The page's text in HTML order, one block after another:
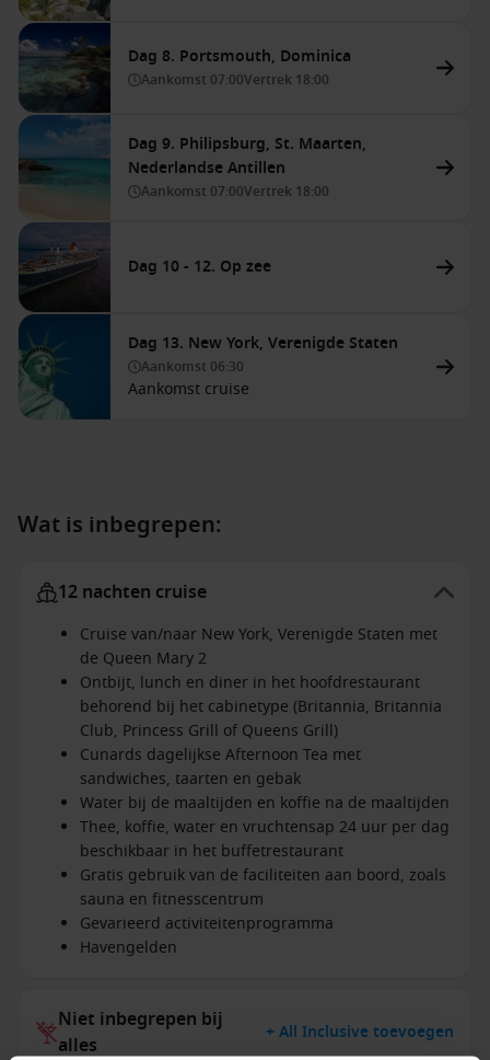
Dag 8. Portsmouth, Dominica
Aankomst 07:00Vertrek 18:00
Dag 9. Philipsburg, St. Maarten,
Nederlandse Antillen
Aankomst 07:00Vertrek 18:00
Dag 10 - 12. Op zee
Dag 13. New York, Verenigde Staten
Aankomst 06:30
Aankomst cruise
Wat is inbegrepen:
12 nachten cruise
Cruise van/naar New York, Verenigde Staten met
de Queen Mary 2
Ontbijt, lunch en diner in het hoofdrestaurant
behorend bij het cabinetype (Britannia, Britannia
Club, Princess Grill of Queens Grill)
Cunards dagelijkse Afternoon Tea met
sandwiches, taarten en gebak
Water bij de maaltijden en koffie na de maaltijden
Thee, koffie, water en vruchtensap 24 uur per dag
beschikbaar in het buffetrestaurant
Gratis gebruik van de faciliteiten aan boord, zoals
sauna en fitnesscentrum
Gevarieerd activiteitenprogramma
Havengelden
Niet inbegrepen bij
alles
+ All Inclusive toevoegen